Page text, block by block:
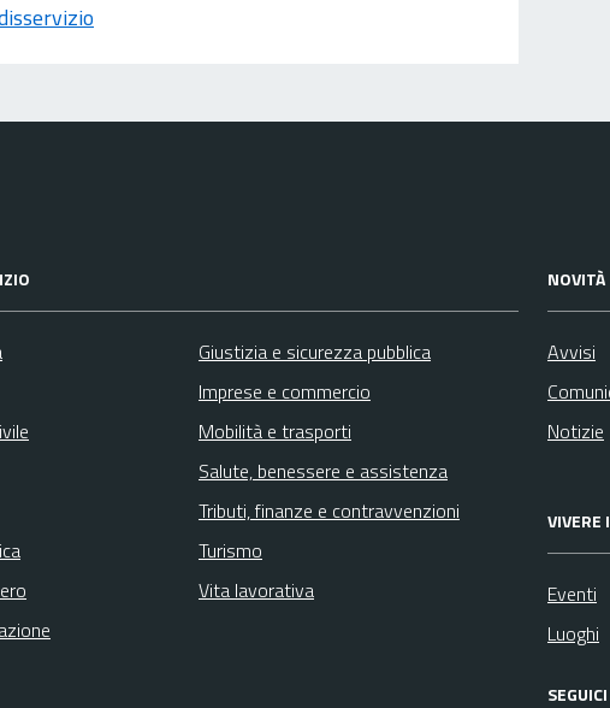
Giustizia e sicurezza pubblica
Imprese e commercio
Mobilità e trasporti
Salute, benessere e assistenza
Tributi, finanze e contravvenzioni
Turismo
Vita lavorativa
NOVITÀ
Avvisi
Notizie
VIVERE
Eventi
Luoghi